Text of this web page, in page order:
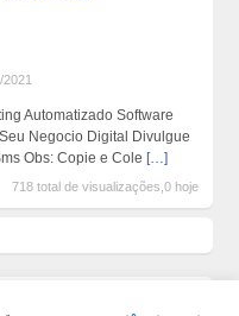
2021
Automatizado Software
Negocio Digital Divulgue
Obs: Copie e Cole […]
718 total de visualizações,0 hoje